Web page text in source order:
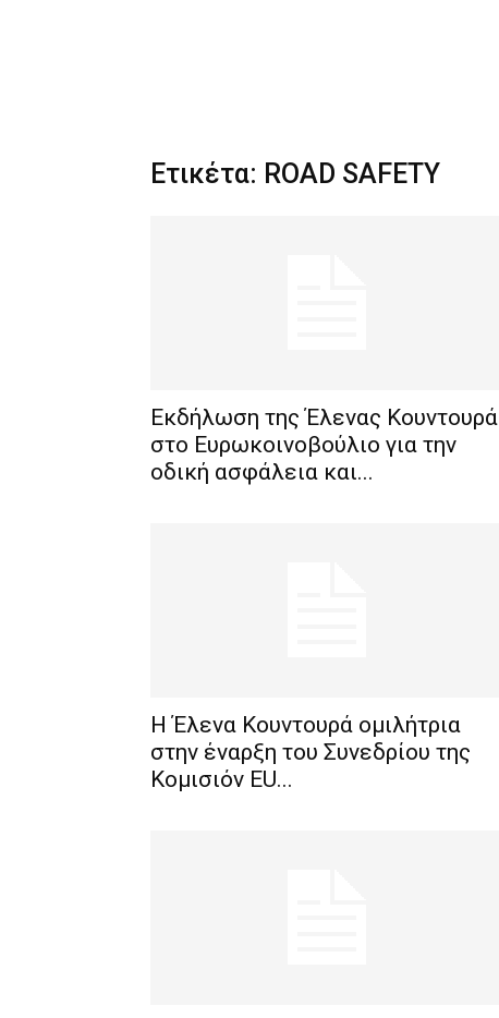
Ετικέτα: ROAD SAFETY
Εκδήλωση της Έλενας Κουντουρά
στο Ευρωκοινοβούλιο για την
οδική ασφάλεια και...
H Έλενα Κουντουρά ομιλήτρια
στην έναρξη του Συνεδρίου της
Κομισιόν EU...